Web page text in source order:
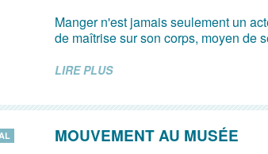
Manger n'est jamais seulement un
de maîtrise sur son corps, moyen de
LIRE PLUS
MOUVEMENT AU MUSÉE